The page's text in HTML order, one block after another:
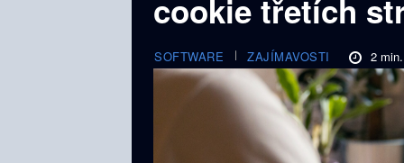
cookie třetích
SOFTWARE ZAJÍMAVOSTI 2min.